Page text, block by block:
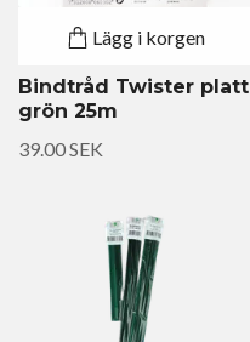
Lägg i korgen
Bindtråd Twister platt
grön 25m
39.00 SEK